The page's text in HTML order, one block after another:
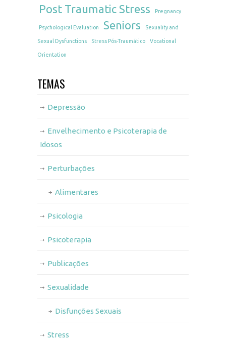
Post Traumatic Stress
Pregnancy
Psychological Evaluation Seniors Sexuality and
Sexual Dysfunctions Stress Pós-Traumático Vocational
Orientation
TEMAS
Depressão
Envelhecimento e Psicoterapia de
Idosos
Perturbações
Alimentares
Psicologia
Psicoterapia
Publicações
Sexualidade
Disfunções Sexuais
Stress